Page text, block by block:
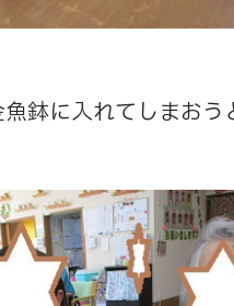
鉢に入れてしまおう